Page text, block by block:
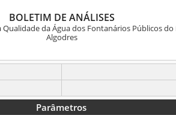
BOLETIM DE ANÁLISES
da Água dos Fontanários Públicos
Algodres
Parâmetros